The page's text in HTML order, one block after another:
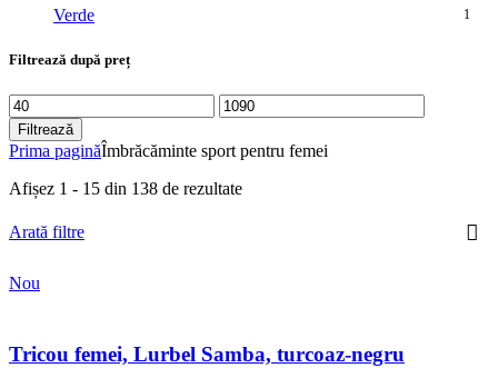
Verde 1
Filtrează după preț
Preț
minim
Preț
maxim
Filtrează
Prima paginăÎmbrăcăminte sport pentru femei
Afișez 1 - 15 din 138 de rezultateSortat
Arată filtre
Nou
Tricou femei, Lurbel Samba, turcoaz-negru